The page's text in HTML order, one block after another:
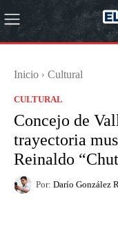
Inicio Cultural
CULTURAL
Concejo de
trayectoria
Reinaldo
Por: Darío González